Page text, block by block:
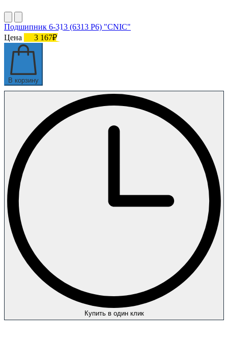
Подшипник 6-313 (6313 P6) "CNIC"
Цена
3 167₽
В корзину
Купить в один клик